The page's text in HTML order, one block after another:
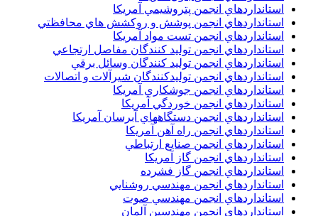
استانداردهاي انجمن پتروشيمي آمريکا
استانداردهاي انجمن پوشش و روکشش هاي محافظتي
استانداردهاي انجمن تست مواد آمريکا
استانداردهاي انجمن توليد کنندگان مفاصل ارتجاعي
استانداردهاي انجمن توليد کنندگان وسائل برقي
استانداردهاي انجمن توليدکنندگان شيرآلات و اتصالات
استانداردهاي انجمن جوشکاري آمريکا
استانداردهاي انجمن خوردگي آمريکا
استانداردهاي انجمن دستگاههاي آبرسان آمريکا
استانداردهاي انجمن راه آهن آمريکا
استانداردهاي انجمن صنايع ارتباطي
استانداردهاي انجمن گاز آمريکا
استانداردهاي انجمن گاز فشرده
استانداردهاي انجمن مهندسي روشنايي
استانداردهاي انجمن مهندسي صوت
استانداردهاي انجمن مهندسين آلمان